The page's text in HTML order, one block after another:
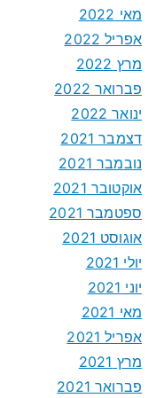
מאי 2022
אפריל 2022
מרץ 2022
פברואר 2022
ינואר 2022
דצמבר 2021
נובמבר 2021
אוקטובר 2021
ספטמבר 2021
אוגוסט 2021
יולי 2021
יוני 2021
מאי 2021
אפריל 2021
מרץ 2021
פברואר 2021